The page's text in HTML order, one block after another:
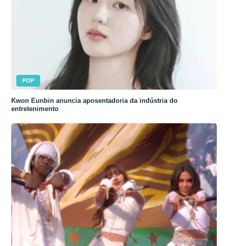
POP
Kwon Eunbin anuncia aposentadoria da indústria do
entretenimento